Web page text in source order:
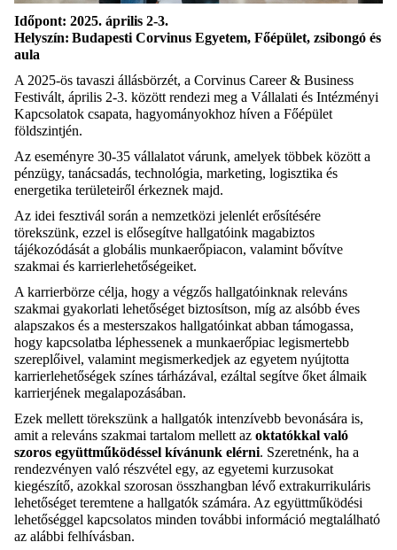
Időpont: 2025. április 2-3.
Helyszín: Budapesti Corvinus Egyetem, Főépület, zsibongó és
aula
A 2025-ös tavaszi állásbörzét, a Corvinus Career & Business
Festivált, április 2-3. között rendezi meg a Vállalati és Intézményi
Kapcsolatok csapata, hagyományokhoz híven a Főépület
földszintjén.
Az eseményre 30-35 vállalatot várunk, amelyek többek között a
pénzügy, tanácsadás, technológia, marketing, logisztika és
energetika területeiről érkeznek majd.
Az idei fesztivál során a nemzetközi jelenlét erősítésére
törekszünk, ezzel is elősegítve hallgatóink magabiztos
tájékozódását a globális munkaerőpiacon, valamint bővítve
szakmai és karrierlehetőségeiket.
A karrierbörze célja, hogy a végzős hallgatóinknak releváns
szakmai gyakorlati lehetőséget biztosítson, míg az alsóbb éves
alapszakos és a mesterszakos hallgatóinkat abban támogassa,
hogy kapcsolatba léphessenek a munkaerőpiac legismertebb
szereplőivel, valamint megismerkedjek az egyetem nyújtotta
karrierlehetőségek színes tárházával, ezáltal segítve őket álmaik
karrierjének megalapozásában.
Ezek mellett törekszünk a hallgatók intenzívebb bevonására is,
amit a releváns szakmai tartalom mellett az oktatókkal való
szoros együttműködéssel kívánunk elérni. Szeretnénk, ha a
rendezvényen való részvétel egy, az egyetemi kurzusokat
kiegészítő, azokkal szorosan összhangban lévő extrakurrikuláris
lehetőséget teremtene a hallgatók számára. Az együttműködési
lehetőséggel kapcsolatos minden további információ megtalálható
az alábbi felhívásban.